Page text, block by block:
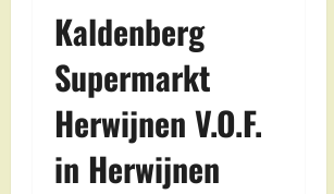
Kaldenberg
Supermarkt
Herwijnen V.O.F.
in Herwijnen